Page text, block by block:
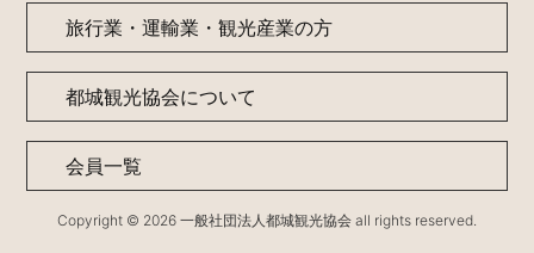
旅行業・運輸業・観光産業の方
都城観光協会について
会員一覧
Copyright © 2026 一般社団法人都城観光協会 all rights reserved.